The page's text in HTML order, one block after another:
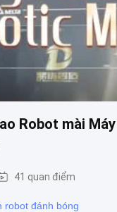
Robot mài
41 quan điểm
robot đánh bóng